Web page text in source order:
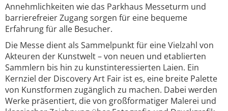
Annehmlichkeiten wie das Parkhaus Messeturm und
barrierefreier Zugang sorgen für eine bequeme
Erfahrung für alle Besucher.
Die Messe dient als Sammelpunkt für eine Vielzahl von
Akteuren der Kunstwelt – von neuen und etablierten
Sammlern bis hin zu kunstinteressierten Laien. Ein
Kernziel der Discovery Art Fair ist es, eine breite Palette
von Kunstformen zugänglich zu machen. Dabei werden
Werke präsentiert, die von großformatiger Malerei und